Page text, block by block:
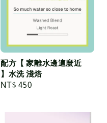
配方【 家離水邊這麼近
】水洗 淺焙
Regular
NT$ 450